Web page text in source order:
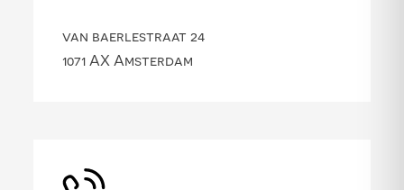
van baerlestraat 24
1071 AX Amsterdam